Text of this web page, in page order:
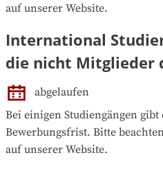
auf unserer Website.
International
die nicht Mitglieder
abgelaufen
Bei einigen Studiengängen gibt
Bewerbungsfrist. Bitte
auf unserer Website.